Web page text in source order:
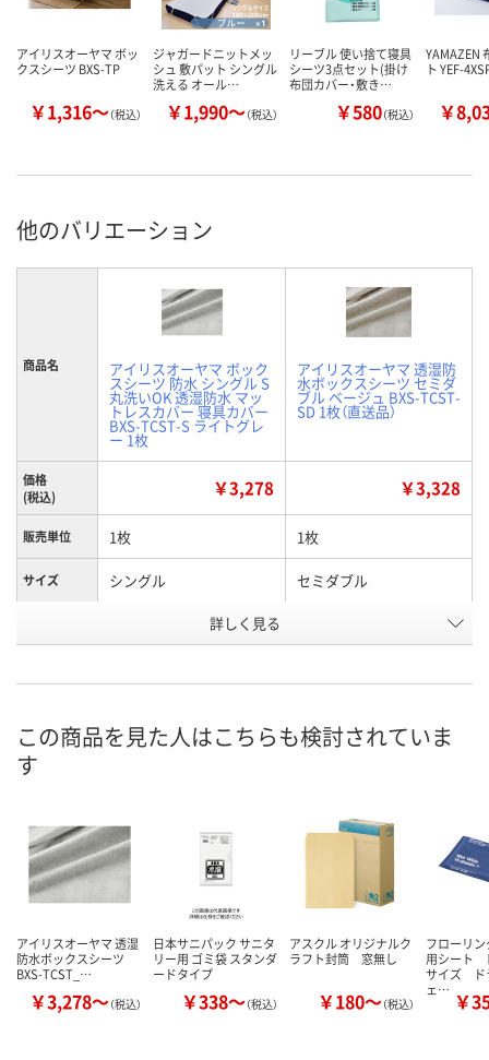
アイリスオーヤマ ボッ
クスシーツ BXS-TP
￥1,316～（税込）
ジャガードニットメッ
シュ 敷パット シングル
洗える オール…
￥1,990～（税込）
リーブル 使い捨て寝具
シーツ3点セット(掛け
布団カバー・敷き…
￥580（税込）
YAMAZEN
ト YEF-
￥
他のバリエーション
商品名 アイリスオーヤマ ボック
スシーツ 防水 シングル S
丸洗いOK 透湿防水 マッ
トレスカバー 寝具カバー
BXS-TCST-S ライトグレ
ー 1枚
アイリスオーヤマ 透湿防
水ボックスシーツ セミダ
ブル ベージュ BXS-TCST-
SD 1枚（直送品）
価格
(税込)
￥3,278 ￥3,328
販売単位 1枚 1枚
サイズ シングル セミダブル
お届け日
カゴへ
詳しく見る
この商品を見た人はこちらも検討されていま
す
アイリスオーヤマ 透湿
防水ボックスシーツ
BXS-TCST_…
￥3,278～（税込）
日本サニパック サニタ
リー用 ゴミ袋 スタンダ
ードタイプ
￥338～（税込）
アスクル オリジナルク
ラフト封筒 窓無し
￥180～（税込）
フローリ
用シート
サイズ ド
ェ… ￥